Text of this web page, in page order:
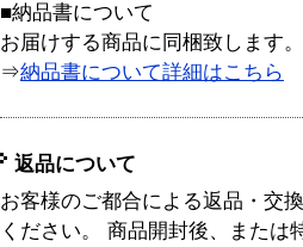
■納品書について
お届けする商品に同梱致します。
⇒納品書について詳細はこちら
返品について
お客様のご都合による返品・交
ください。 商品開封後、または